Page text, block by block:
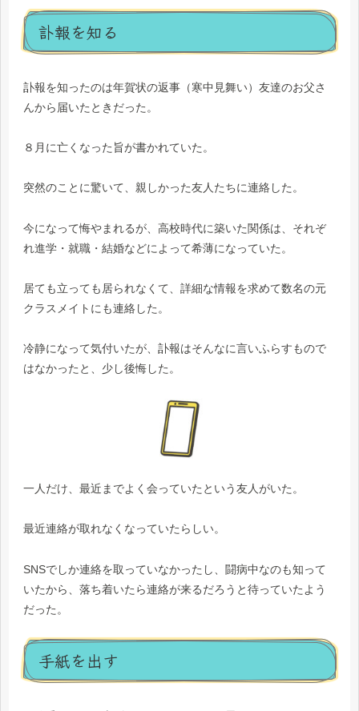
訃報を知る
訃報を知ったのは年賀状の返事（寒中見舞い）友達のお父さ
んから届いたときだった。
８月に亡くなった旨が書かれていた。
突然のことに驚いて、親しかった友人たちに連絡した。
今になって悔やまれるが、高校時代に築いた関係は、それぞ
れ進学・就職・結婚などによって希薄になっていた。
居ても立っても居られなくて、詳細な情報を求めて数名の元
クラスメイトにも連絡した。
冷静になって気付いたが、訃報はそんなに言いふらすもので
はなかったと、少し後悔した。
一人だけ、最近までよく会っていたという友人がいた。
最近連絡が取れなくなっていたらしい。
SNSでしか連絡を取っていなかったし、闘病中なのも知って
いたから、落ち着いたら連絡が来るだろうと待っていたよう
だった。
手紙を出す